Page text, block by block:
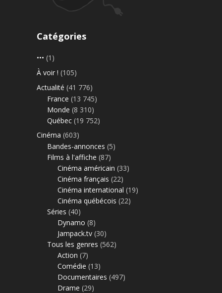
Catégories
••• (1)
À voir ! (105)
Actualité (41 776)
France (13 745)
Monde (8 310)
Québec (19 752)
Cinéma (603)
Bandes-annonces (5)
Films à l'affiche (87)
Cinéma américain (33)
Cinéma français (22)
Cinéma international (19)
Cinéma québécois (22)
Séries (40)
Dynamo (8)
Jampack.tv (30)
Tous les genres (562)
Action (7)
Comédie (13)
Documentaires (497)
Drame (29)